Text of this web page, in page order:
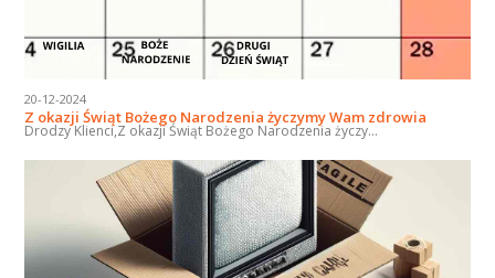
20-12-2024
Z okazji Świąt Bożego Narodzenia życzymy Wam zdrowia
Drodzy Klienci,Z okazji Świąt Bożego Narodzenia życzy...